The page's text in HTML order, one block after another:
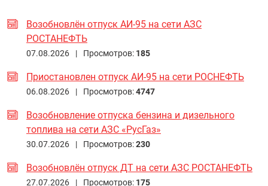
Возобновлён отпуск АИ-95 на сети АЗС
РОСТАНЕФТЬ
07.08.2026 | Просмотров: 185
Приостановлен отпуск АИ-95 на сети РОСНЕФТЬ
06.08.2026 | Просмотров:4747
Возобновление отпуска бензина и дизельного
топлива на сети АЗС «РусГаз»
30.07.2026 | Просмотров:230
Возобновлён отпуск ДТ на сети АЗС РОСТАНЕФТЬ
27.07.2026 | Просмотров: 175